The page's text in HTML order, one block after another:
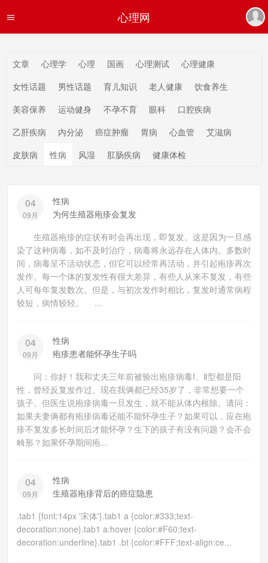
心理网
文章 心理学 心理 国画 心理测试
心理健康
女性话题
男性话题 育儿知识 老人健康
饮食养生
美容保养
运动健身 不孕不育 眼科
口腔疾病
乙肝疾病
内分泌 癌症肿瘤 胃病 心血管
艾滋病
皮肤病
性病 风湿 肛肠疾病 健康体检
04
09月
性病
为何生殖器疱疹会复发
生殖器疱疹的症状有时会再出现，即复发。这是因为一旦感
染了这种病毒，如不及时治疗，病毒将永远存在人体内。多数时
间，病毒呈不活动状态，但它可以经常再活动，并引起疱疹再次
发作。每一个体的复发性有很大差异，有些人从来不复发，有些
人可每年复发数次。但是，与初次发作时相比，复发时通常病程
较短，病情较轻。 ...
04
09月
性病
疱疹患者能怀孕生子吗
问：你好！我和丈夫三年前被验出疱疹病毒I、Ⅱ型都是阳
性，曾经反复发作过。现在我俩都已经35岁了，非常想要一个
孩子。但医生说疱疹病毒一旦发生，就不能从体内根除。请问：
如果夫妻俩都有疱疹病毒还能不能怀孕生子？如果可以，应在疱
疹不复发多长时间后才能怀孕？生下的孩子有没有问题？会不会
畸形？如果怀孕期间疱...
04
09月
性病
生殖器疱疹背后的癌症隐患
.tab1 {font:14px '宋体'}.tab1 a {color:#333;text-
decoration:none}.tab1 a:hover {color:#F60;text-
decoration:underline}.tab1 .bt {color:#FFF;text-align:ce...